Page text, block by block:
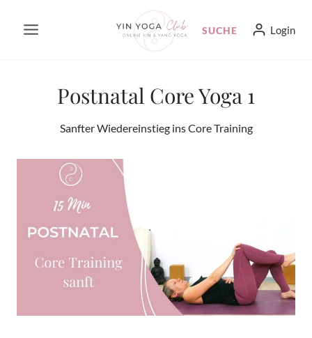
Inhalt
SUCHE Login
Postnatal Core Yoga 1
Sanfter Wiedereinstieg ins Core Training